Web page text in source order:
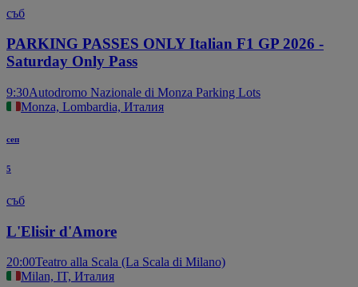
съб
PARKING PASSES ONLY Italian F1 GP 2026 -
Saturday Only Pass
9:30Autodromo Nazionale di Monza Parking Lots
Monza, Lombardia, Италия
сеп
5
съб
L'Elisir d'Amore
20:00Teatro alla Scala (La Scala di Milano)
Milan, IT, Италия